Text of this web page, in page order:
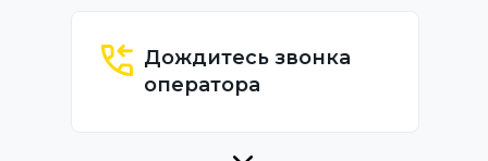
Дождитесь звонка
оператора